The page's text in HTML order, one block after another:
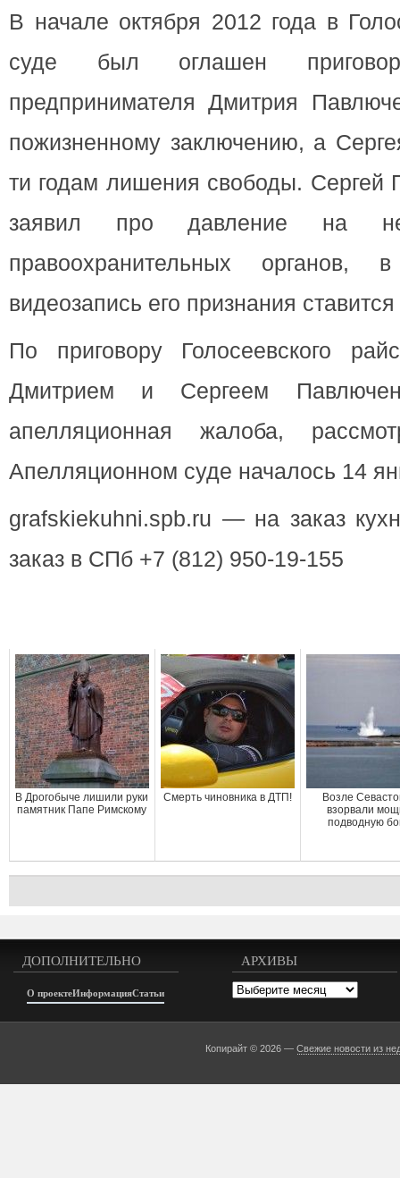
В начале октября 2012 года в
суде был оглашен
предпринимателя Дмитрия
пожизненному заключению, а
ти годам лишения свободы. Сергей
заявил про давление на
правоохранительных органов,
видеозапись его признания
По приговору Голосеевского
Дмитрием и Сергеем
апелляционная жалоба,
Апелляционном суде началось 14
grafskiekuhni.spb.ru — на заказ
заказ в СПб +7 (812) 950-19-155
В Дрогобыче лишили руки
памятник Папе Римскому
Смерть чиновника в ДТП!
Возле
взорвали
подводную
ДОПОЛНИТЕЛЬНО
О проектеИнформацияСтатьи
АРХИВЫ
Архивы
Копирайт © 2026 —Свежие новости из